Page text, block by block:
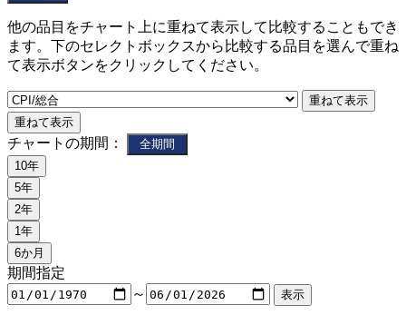
他の品目をチャート上に重ねて表示して比較することもでき
ます。下のセレクトボックスから比較する品目を選んで重ね
て表示ボタンをクリックしてください。
チャートの期間：
期間指定
～